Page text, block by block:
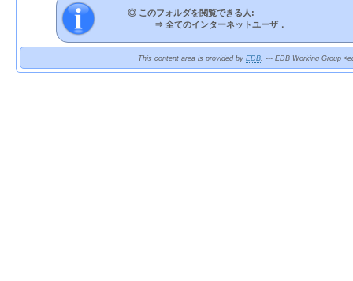
◎ このフォルダを閲覧できる人:
⇒ 全てのインターネットユーザ．
This content area is provided by EDB. --- EDB Working Group